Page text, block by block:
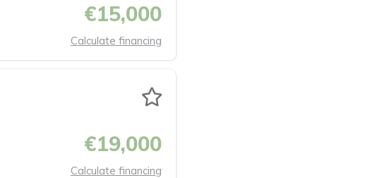
€15,000
Calculate financing
€19,000
Calculate financing